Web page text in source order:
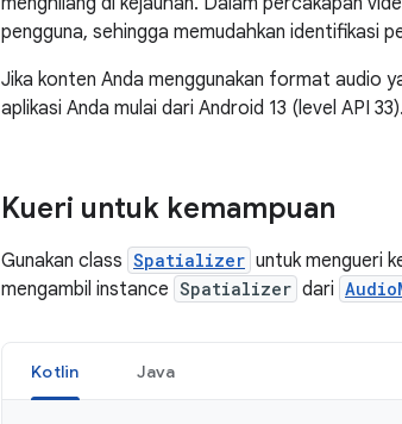
pengguna, sehingga memudahkan identifikasi
Jika konten Anda menggunakan format audio
aplikasi Anda mulai dari Android 13 (level API 33).
Kueri untuk kemampuan
Gunakan class Spatializer untuk mengueri
mengambil instance Spatializer dari
Kotlin Java